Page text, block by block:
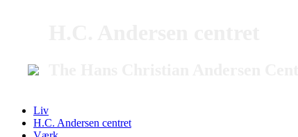
Liv
H.C. Andersen centret